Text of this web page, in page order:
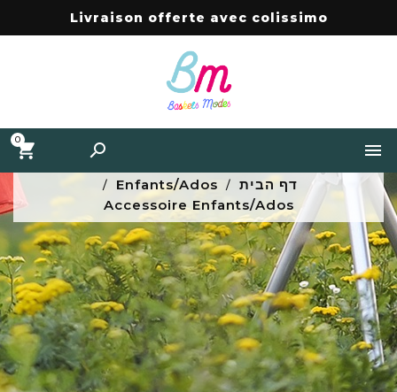
Livraison offerte avec colissimo
 
0
דף הבית
Enfants/Ados
Accessoire Enfants/Ados